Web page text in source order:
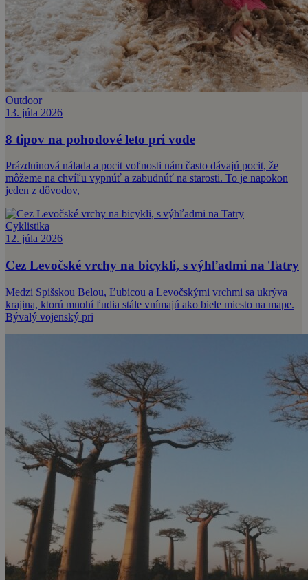
Outdoor
13. júla 2026
8 tipov na pohodové leto pri vode
Prázdninová nálada a pocit voľnosti nám často dávajú pocit, že
môžeme na chvíľu vypnúť a zabudnúť na starosti. To je napokon
jeden z dôvodov,
Cyklistika
12. júla 2026
Cez Levočské vrchy na bicykli, s výhľadmi na Tatry
Medzi Spišskou Belou, Ľubicou a Levočskými vrchmi sa ukrýva
krajina, ktorú mnohí ľudia stále vnímajú ako biele miesto na mape.
Bývalý vojenský pri